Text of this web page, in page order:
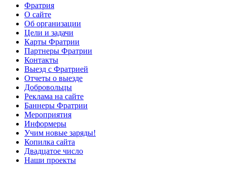
Фратрия
О сайте
Об организации
Цели и задачи
Карты Фратрии
Партнеры Фратрии
Контакты
Выезд с Фратрией
Отчеты о выезде
Добровольцы
Реклама на сайте
Баннеры Фратрии
Мероприятия
Информеры
Учим новые заряды!
Копилка сайта
Двадцатое число
Наши проекты